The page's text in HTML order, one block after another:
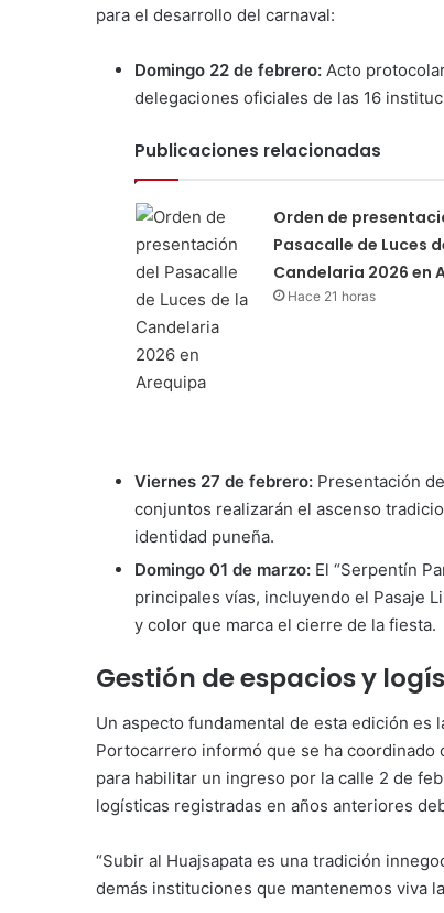
para el desarrollo del carnaval:
Domingo 22 de febrero: Acto
delegaciones oficiales de las 16
Publicaciones relacionadas
Orden de
Pasacalle de Luces
Candelaria 2026 en
Hace 21 horas
Viernes 27 de febrero: Presentación
conjuntos realizarán el ascenso
identidad puneña.
Domingo 01 de marzo: El “Serpentín
principales vías, incluyendo el Pasaje
y color que marca el cierre de la fiesta.
Gestión de espacios y
Un aspecto fundamental de esta edición es
Portocarrero informó que se ha coordinado
para habilitar un ingreso por la calle 2 de
logísticas registradas en años anteriores
“Subir al Huajsapata es una tradición
demás instituciones que mantenemos viva